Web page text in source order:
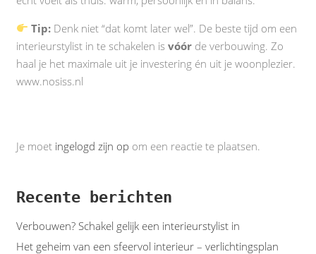
Tip:Denk niet “dat komt later wel”. De beste tijd om een
interieurstylist in te schakelen is vóórde verbouwing. Zo
haal je het maximale uit je investering én uit je woonplezier.
www.nosiss.nl
Je moet ingelogd zijn op om een reactie te plaatsen.
Recente berichten
Verbouwen? Schakel gelijk een interieurstylist in
Het geheim van een sfeervol interieur – verlichtingsplan